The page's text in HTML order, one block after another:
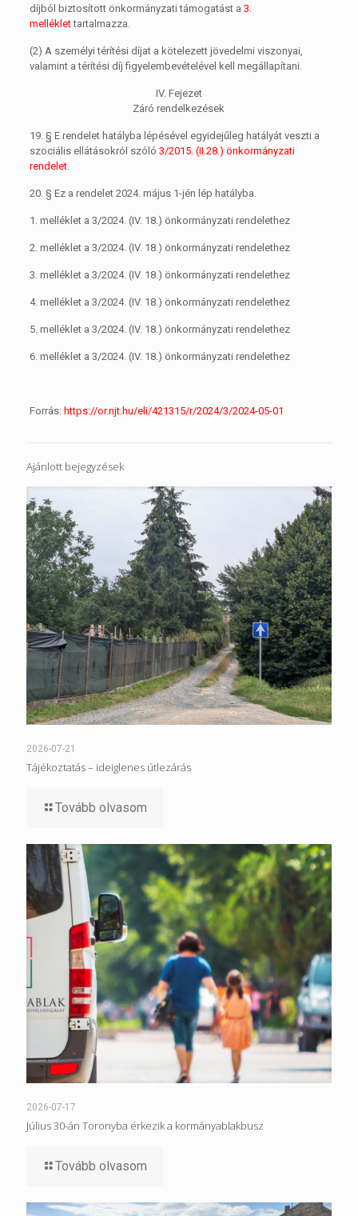
díjból biztosított önkormányzati támogatást a 3.
melléklettartalmazza.
(2) A személyi térítési díjat a kötelezett jövedelmi viszonyai,
valamint a térítési díj figyelembevételével kell megállapítani.
IV. Fejezet
Záró rendelkezések
19. § E rendelet hatályba lépésével egyidejűleg hatályát veszti a
szociális ellátásokról szóló 3/2015. (II.28.) önkormányzati
rendelet.
20. § Ez a rendelet 2024. május 1-jén lép hatályba.
1. melléklet a 3/2024. (IV. 18.) önkormányzati rendelethez
2. melléklet a 3/2024. (IV. 18.) önkormányzati rendelethez
3. melléklet a 3/2024. (IV. 18.) önkormányzati rendelethez
4. melléklet a 3/2024. (IV. 18.) önkormányzati rendelethez
5. melléklet a 3/2024. (IV. 18.) önkormányzati rendelethez
6. melléklet a 3/2024. (IV. 18.) önkormányzati rendelethez
Forrás: https://or.njt.hu/eli/421315/r/2024/3/2024-05-01
Ajánlott bejegyzések
2026-07-21
Tájékoztatás – ideiglenes útlezárás
Tovább olvasom
2026-07-17
Július 30-án Toronyba érkezik a kormányablakbusz
Tovább olvasom